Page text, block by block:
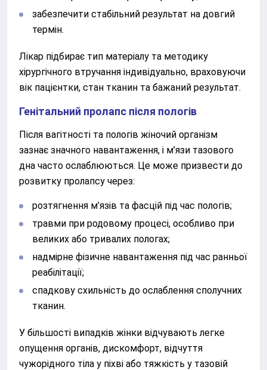
забезпечити стабільний результат на довгий
термін.
Лікар підбирає тип матеріалу та методику
хірургічного втручання індивідуально, враховуючи
вік пацієнтки, стан тканин та бажаний результат.
Генітальний пролапс після пологів
Після вагітності та пологів жіночий організм
зазнає значного навантаження, і м’язи тазового
дна часто ослаблюються. Це може призвести до
розвитку пролапсу через:
розтягнення м’язів та фасцій під час пологів;
травми при родовому процесі, особливо при
великих або тривалих пологах;
надмірне фізичне навантаження під час ранньої
реабілітації;
спадкову схильність до ослаблення сполучних
тканин.
У більшості випадків жінки відчувають легке
опущення органів, дискомфорт, відчуття
чужорідного тіла у піхві або тяжкість у тазовій